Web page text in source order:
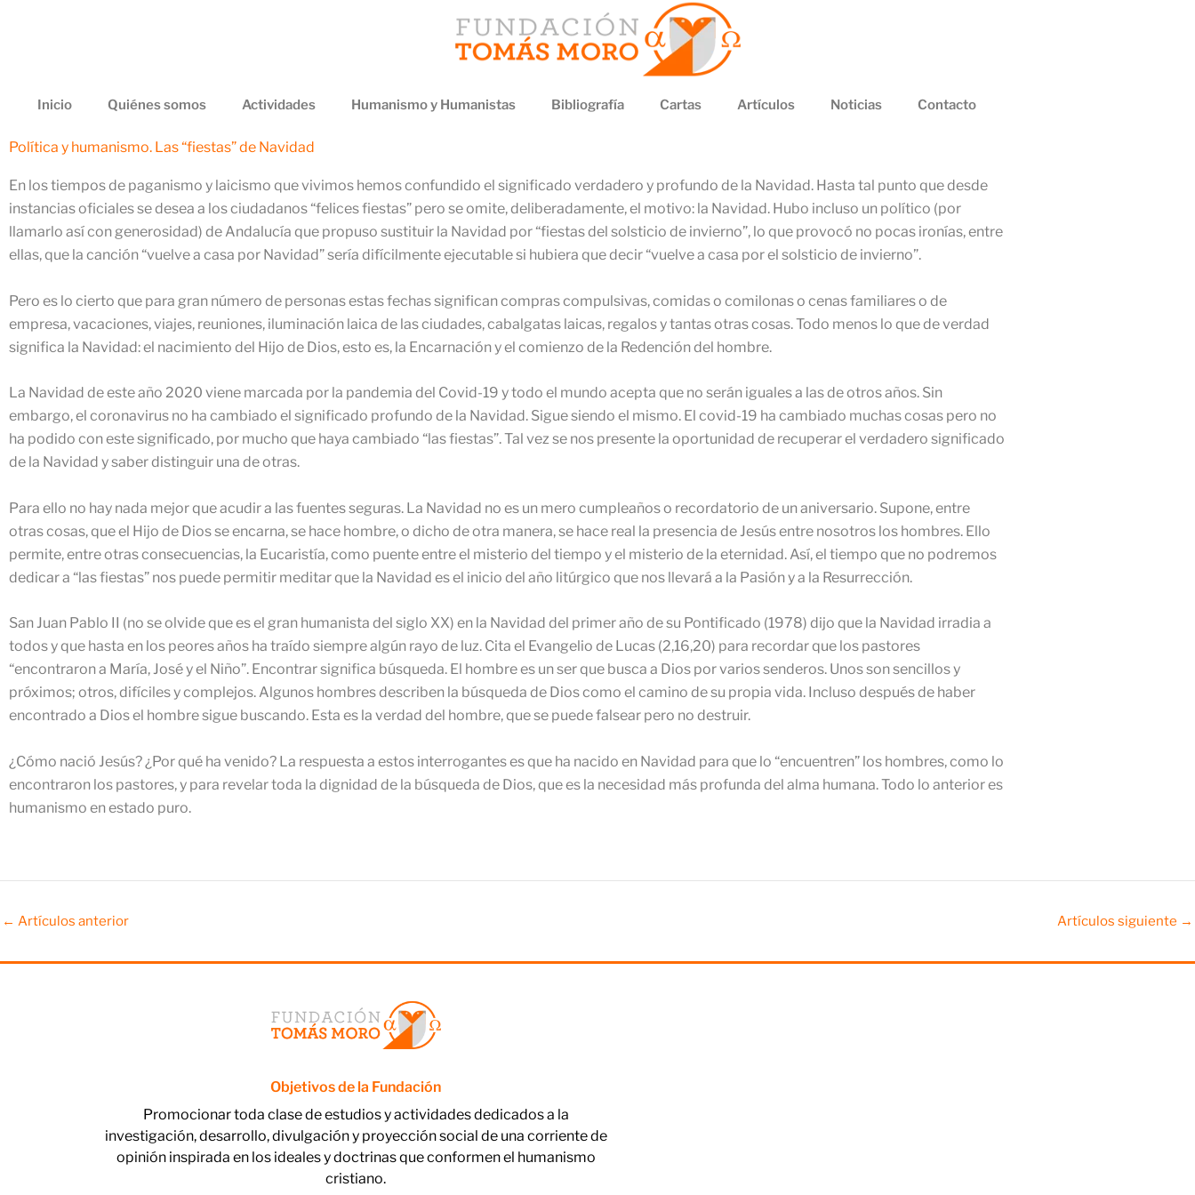
Inicio Quiénes somos Actividades Humanismo y Humanistas Bibliografía Cartas Artículos Noticias Contacto
Política y humanismo. Las “fiestas” de Navidad
En los tiempos de paganismo y laicismo que vivimos hemos confundido el significado verdadero y profundo de la Navidad. Hasta tal punto que desde
instancias oficiales se desea a los ciudadanos “felices fiestas” pero se omite, deliberadamente, el motivo: la Navidad. Hubo incluso un político (por
llamarlo así con generosidad) de Andalucía que propuso sustituir la Navidad por “fiestas del solsticio de invierno”, lo que provocó no pocas ironías, entre
ellas, que la canción “vuelve a casa por Navidad” sería difícilmente ejecutable si hubiera que decir “vuelve a casa por el solsticio de invierno”.
Pero es lo cierto que para gran número de personas estas fechas significan compras compulsivas, comidas o comilonas o cenas familiares o de
empresa, vacaciones, viajes, reuniones, iluminación laica de las ciudades, cabalgatas laicas, regalos y tantas otras cosas. Todo menos lo que de verdad
significa la Navidad: el nacimiento del Hijo de Dios, esto es, la Encarnación y el comienzo de la Redención del hombre.
La Navidad de este año 2020 viene marcada por la pandemia del Covid-19 y todo el mundo acepta que no serán iguales a las de otros años. Sin
embargo, el coronavirus no ha cambiado el significado profundo de la Navidad. Sigue siendo el mismo. El covid-19 ha cambiado muchas cosas pero no
ha podido con este significado, por mucho que haya cambiado “las fiestas”. Tal vez se nos presente la oportunidad de recuperar el verdadero significado
de la Navidad y saber distinguir una de otras.
Para ello no hay nada mejor que acudir a las fuentes seguras. La Navidad no es un mero cumpleaños o recordatorio de un aniversario. Supone, entre
otras cosas, que el Hijo de Dios se encarna, se hace hombre, o dicho de otra manera, se hace real la presencia de Jesús entre nosotros los hombres. Ello
permite, entre otras consecuencias, la Eucaristía, como puente entre el misterio del tiempo y el misterio de la eternidad. Así, el tiempo que no podremos
dedicar a “las fiestas” nos puede permitir meditar que la Navidad es el inicio del año litúrgico que nos llevará a la Pasión y a la Resurrección.
San Juan Pablo II (no se olvide que es el gran humanista del siglo XX) en la Navidad del primer año de su Pontificado (1978) dijo que la Navidad irradia a
todos y que hasta en los peores años ha traído siempre algún rayo de luz. Cita el Evangelio de Lucas (2,16,20) para recordar que los pastores
“encontraron a María, José y el Niño”. Encontrar significa búsqueda. El hombre es un ser que busca a Dios por varios senderos. Unos son sencillos y
próximos; otros, difíciles y complejos. Algunos hombres describen la búsqueda de Dios como el camino de su propia vida. Incluso después de haber
encontrado a Dios el hombre sigue buscando. Esta es la verdad del hombre, que se puede falsear pero no destruir.
¿Cómo nació Jesús? ¿Por qué ha venido? La respuesta a estos interrogantes es que ha nacido en Navidad para que lo “encuentren” los hombres, como lo
encontraron los pastores, y para revelar toda la dignidad de la búsqueda de Dios, que es la necesidad más profunda del alma humana. Todo lo anterior es
humanismo en estado puro.
← Artículos anterior Artículos siguiente →
Objetivos de la Fundación
Promocionar toda clase de estudios y actividades dedicados a la
investigación, desarrollo, divulgación y proyección social de una corriente de
opinión inspirada en los ideales y doctrinas que conformen el humanismo
cristiano.